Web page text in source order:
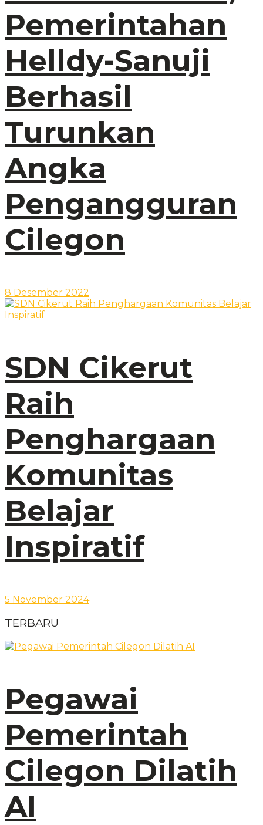
Pemerintahan
Helldy-Sanuji
Berhasil
Turunkan
Angka
Pengangguran
Cilegon
8 Desember 2022
SDN Cikerut
Raih
Penghargaan
Komunitas
Belajar
Inspiratif
5 November 2024
TERBARU
Pegawai
Pemerintah
Cilegon Dilatih
AI